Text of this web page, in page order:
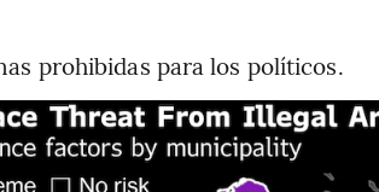
prohibidas para los políticos.